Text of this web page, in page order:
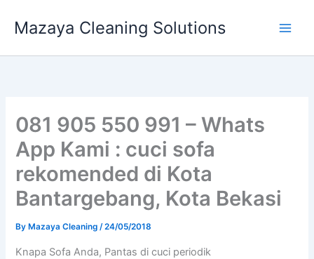
Mazaya Cleaning Solutions
081 905 550 991 – Whats
App Kami : cuci sofa
rekomended di Kota
Bantargebang, Kota Bekasi
By Mazaya Cleaning/24/05/2018
Knapa Sofa Andа, Pantas di cuci periodik